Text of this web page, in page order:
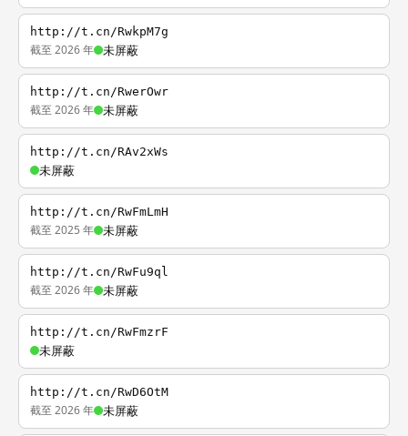
http://t.cn/RwkpM7g
截至 2026 年 未屏蔽
http://t.cn/RwerOwr
截至 2026 年 未屏蔽
http://t.cn/RAv2xWs
未屏蔽
http://t.cn/RwFmLmH
截至 2025 年 未屏蔽
http://t.cn/RwFu9ql
截至 2026 年 未屏蔽
http://t.cn/RwFmzrF
未屏蔽
http://t.cn/RwD6OtM
截至 2026 年 未屏蔽